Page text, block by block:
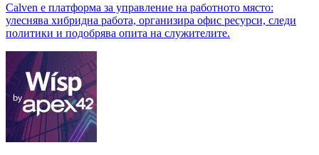
Calven е платформа за управление на работното място:
улеснява хибридна работа, организира офис ресурси, следи
политики и подобрява опита на служителите.